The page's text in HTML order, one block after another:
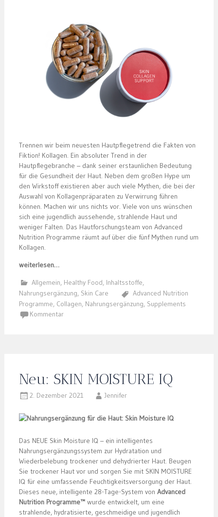
Trennen wir beim neuesten Hautpflegetrend die Fakten von
Fiktion! Kollagen. Ein absoluter Trend in der
Hautpflegebranche – dank seiner erstaunlichen Bedeutung
für die Gesundheit der Haut. Neben dem großen Hype um
den Wirkstoff existieren aber auch viele Mythen, die bei der
Auswahl von Kollagenpräparaten zu Verwirrung führen
können. Machen wir uns nichts vor. Viele von uns wünschen
sich eine jugendlich aussehende, strahlende Haut und
weniger Falten. Das Hautforschungsteam von Advanced
Nutrition Programme räumt auf über die fünf Mythen rund um
Kollagen.
weiterlesen…
Allgemein, Healthy Food, Inhaltsstoffe,
Nahrungsergänzung, Skin Care
Advanced Nutrition
Programme, Collagen, Nahrungsergänzung, Supplements
Kommentar
Neu: SKIN MOISTURE IQ
2. Dezember 2021 Jennifer
Das NEUE Skin Moisture IQ – ein intelligentes
Nahrungsergänzungssystem zur Hydratation und
Wiederbelebung trockener und dehydrierter Haut. Beugen
Sie trockener Haut vor und sorgen Sie mit SKIN MOISTURE
IQ für eine umfassende Feuchtigkeitsversorgung der Haut.
Dieses neue, intelligente 28-Tage-System von Advanced
Nutrition Programme™wurde entwickelt, um eine
strahlende, hydratisierte, geschmeidige und jugendlich